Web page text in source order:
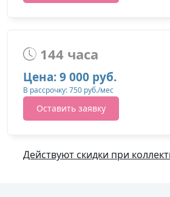
144 часа
Цена: 9 000 руб.
В рассрочку: 750 руб./мес
Оставить заявку
Действуют скидки при